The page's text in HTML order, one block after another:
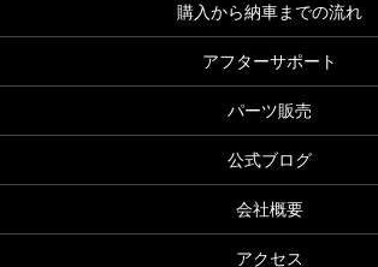
購入から納車までの流れ
アフターサポート
パーツ販売
公式ブログ
会社概要
アクセス